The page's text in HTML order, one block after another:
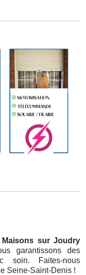
sur Joudry
garantissons des
soin. Faites-nous
Seine-Saint-Denis !